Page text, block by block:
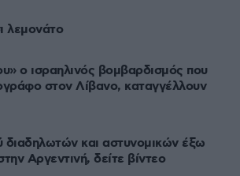
λεμονάτο
ο ισραηλινός βομβαρδισμός που
στον Λίβανο, καταγγέλλουν
διαδηλωτών και αστυνομικών έξω
Αργεντινή, δείτε βίντεο